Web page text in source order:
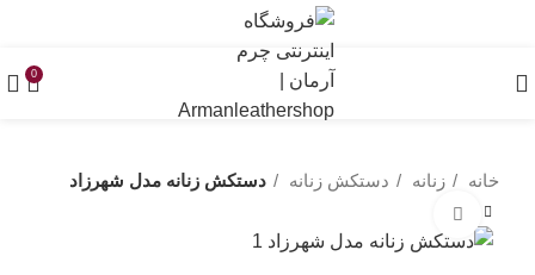
0
خانه زنانه دستکش زنانه دستکش زنانه مدل شهرزاد